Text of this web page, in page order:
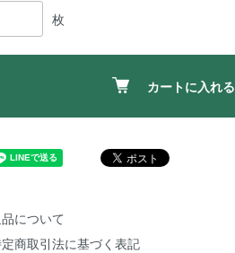
枚
カートに入れる
について
商取引法に基づく表記